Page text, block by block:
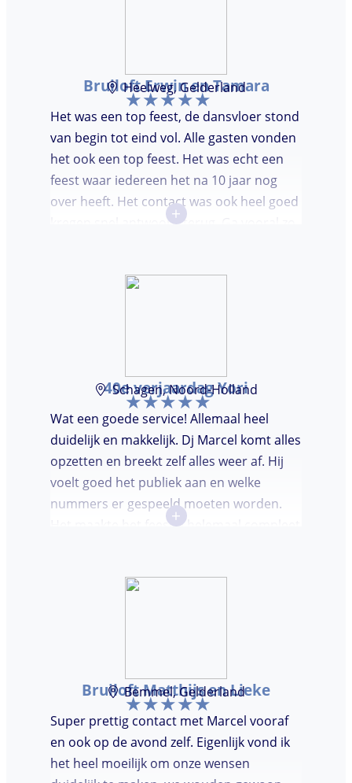
Bruiloft Erwin en Tamara
Heelweg, Gelderland
Het was een top feest, de dansvloer stond
van begin tot eind vol. Alle gasten vonden
het ook een top feest. Het was echt een
feest waar iedereen het na 10 jaar nog
over heeft. Het contact was ook heel goed
kregen snel antwoord terug. Ga vooral zo
+
40e verjaardag Yori
Schagen, Noord-Holland
Wat een goede service! Allemaal heel
duidelijk en makkelijk. Dj Marcel komt alles
opzetten en breekt zelf alles weer af. Hij
voelt goed het publiek aan en welke
nummers er gespeeld moeten worden.
Het maakte het feestje helemaal compleet
+
Bruiloft Matthijs en Lieke
Bemmel, Gelderland
Super prettig contact met Marcel vooraf
en ook op de avond zelf. Eigenlijk vond ik
het heel moeilijk om onze wensen